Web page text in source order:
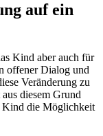
auf ein
Kind aber auch für
offener Dialog und
Veränderung zu
diesem Grund
Kind die Möglichkeit